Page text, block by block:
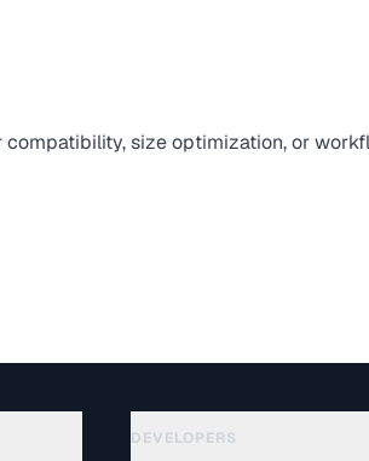
size optimization, or
DEVELOPERS